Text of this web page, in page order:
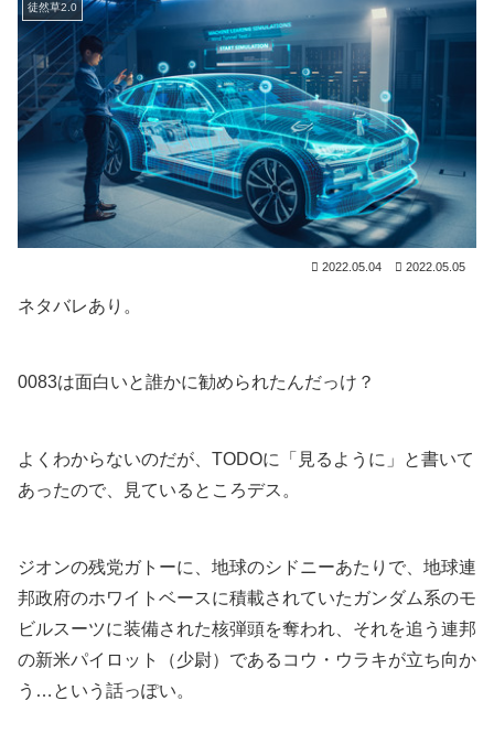
徒然草2.0
2022.05.04 2022.05.05
ネタバレあり。
0083は面白いと誰かに勧められたんだっけ？
よくわからないのだが、TODOに「見るように」と書いて
あったので、見ているところデス。
ジオンの残党ガトーに、地球のシドニーあたりで、地球連
邦政府のホワイトベースに積載されていたガンダム系のモ
ビルスーツに装備された核弾頭を奪われ、それを追う連邦
の新米パイロット（少尉）であるコウ・ウラキが立ち向か
う…という話っぽい。